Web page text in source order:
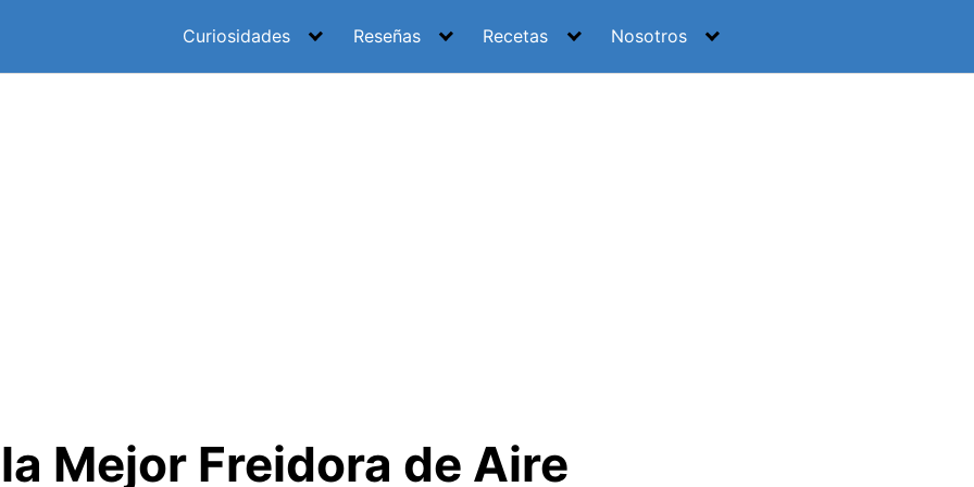
Curiosidades Reseñas Recetas Nosotros
Mejor Freidora de Aire